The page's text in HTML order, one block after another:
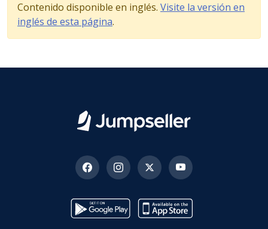
Contenido disponible en inglés. Visite la versión en
inglés de esta página.